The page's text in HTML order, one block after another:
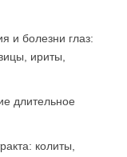
и болезни глаз:
ириты,
длительное
колиты,